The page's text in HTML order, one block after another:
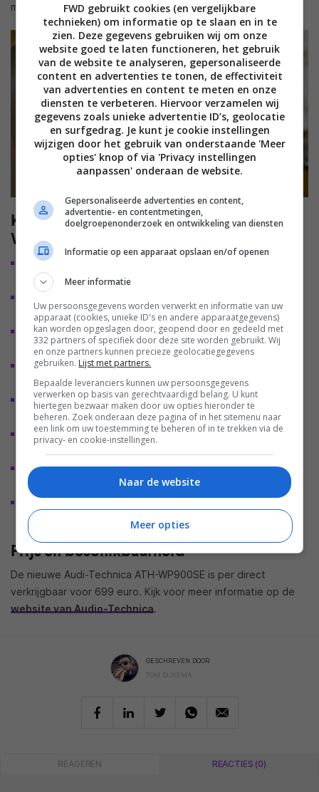
meegeleverd.
Kenmerken van de Audio-Technica ATH-
WP900SE
Limited-edition ontwerp met op gitaren geïnspireerde 3-
kleurige sunburst-lakafwerking
en uitstekende akoestischeeigenschappen
Nieuw ontworpen 53 mm drivers en spreekspoel voor
gedetailleerd geluid met hogeresolutie
Geluidsprofiel specifiekafgestemd om het karakter van
snaarinstrumenten naar vorente brengen
Afneembare A2DC-connectoren voor
stabiele, nauwkeurige signaaloverdracht
Twee afneembare kabelsmeegeleverd: 4,4
Lichtgewicht constructie voordraagbaar gebruik en
langdurig luistercomfort
Inclusief Fujigen-reinigingsdoekje en kaartje
met handgeschreven serienummer
Prijs en beschikbaarheid
De nieuwe Audi-Technica ATH-WP900SE is per direct
verkrijgbaar voor 699 euro. Kijk voor meer informatie op de
website van Audio-Technica.
GESCHREVEN DOOR
TOM DIJKEMA
REAGEREN REACTIES (0)
FWD gebruikt cookies (en vergelijkbare
technieken) om informatie op te slaan en in te
zien. Deze gegevens gebruiken wij om onze
website goed te laten functioneren, het gebruik
van de website te analyseren, gepersonaliseerde
content en advertenties te tonen, de effectiviteit
van advertenties en content te meten en onze
diensten te verbeteren. Hiervoor verzamelen wij
gegevens zoals unieke advertentie ID’s, geolocatie
en surfgedrag. Je kunt je cookie instellingen
wijzigen door het gebruik van onderstaande 'Meer
opties' knop of via 'Privacy instellingen
aanpassen' onderaan de website.
Gepersonaliseerde advertenties en content,
advertentie- en contentmetingen,
doelgroepenonderzoek en ontwikkeling van diensten
Informatie op een apparaat opslaan en/of openen
Meer informatie
Uw persoonsgegevens worden verwerkt en informatie van uw
apparaat (cookies, unieke ID's en andere apparaatgegevens)
kan worden opgeslagen door, geopend door en gedeeld met
332 partners of specifiek door deze site worden gebruikt. Wij
en onze partners kunnen precieze geolocatiegegevens
gebruiken. Lijst met partners.
Bepaalde leveranciers kunnen uw persoonsgegevens
verwerken op basis van gerechtvaardigd belang. U kunt
hiertegen bezwaar maken door uw opties hieronder te
beheren. Zoek onderaan deze pagina of in het sitemenu naar
een link om uw toestemming te beheren of in te trekken via de
privacy- en cookie-instellingen.
Naar de website
Meer opties